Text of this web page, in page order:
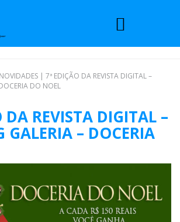
NOVIDADES | 7ª EDIÇÃO DA REVISTA DIGITAL –
DO NOEL
DA REVISTA DIGITAL –
GALERIA – DOCERIA